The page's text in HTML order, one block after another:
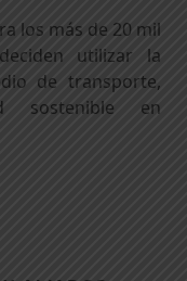
los más de 20 mil
utilizar la
de transporte,
sostenible en